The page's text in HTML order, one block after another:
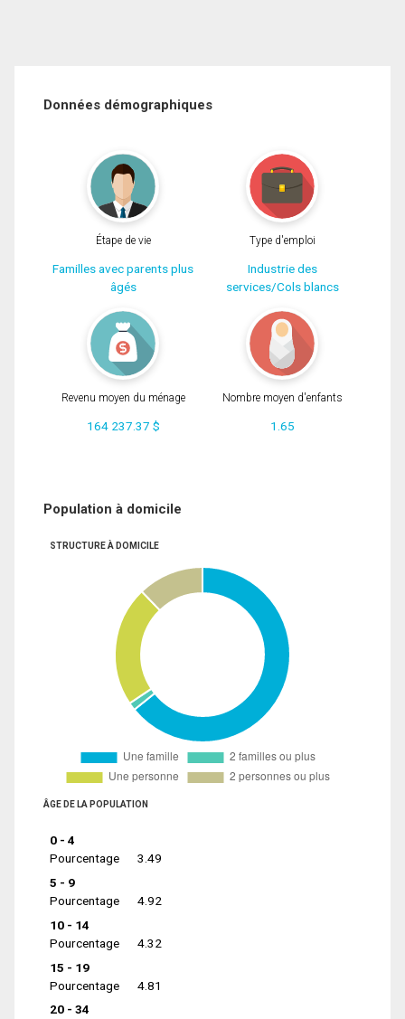
Données démographiques
Étape de vie
Familles avec parents plus
âgés
Type d'emploi
Industrie des
services/Cols blancs
Revenu moyen du ménage
164 237.37 $
Nombre moyen d'enfants
1.65
Population à domicile
STRUCTURE À DOMICILE
ÂGE DE LA POPULATION
0 - 4
Pourcentage
3.49
5 - 9
Pourcentage
4.92
10 - 14
Pourcentage
4.32
15 - 19
Pourcentage
4.81
20 - 34